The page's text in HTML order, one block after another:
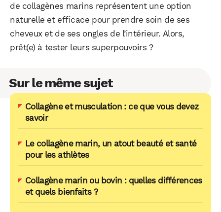
de collagènes marins représentent une option
naturelle et efficace pour prendre soin de ses
cheveux et de ses ongles de l’intérieur. Alors,
prêt(e) à tester leurs superpouvoirs ?
Sur le même sujet
Collagène et musculation : ce que vous devez
savoir
Le collagène marin, un atout beauté et santé
pour les athlètes
Collagène marin ou bovin : quelles différences
et quels bienfaits ?